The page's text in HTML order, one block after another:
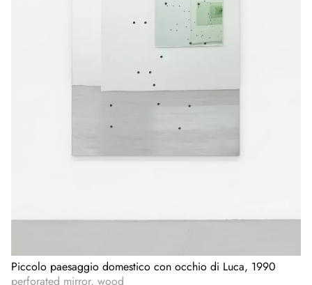
Piccolo paesaggio domestico con occhio di Luca, 1990
perforated mirror, wood